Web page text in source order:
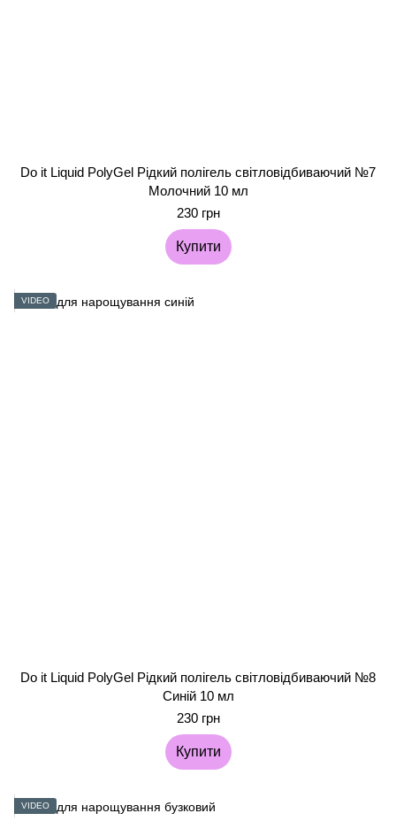
Do it Liquid PolyGel Рідкий полігель світловідбиваючий №7
Молочний 10 мл
230 грн
Купити
VIDEO
Do it Liquid PolyGel Рідкий полігель світловідбиваючий №8
Синій 10 мл
230 грн
Купити
VIDEO